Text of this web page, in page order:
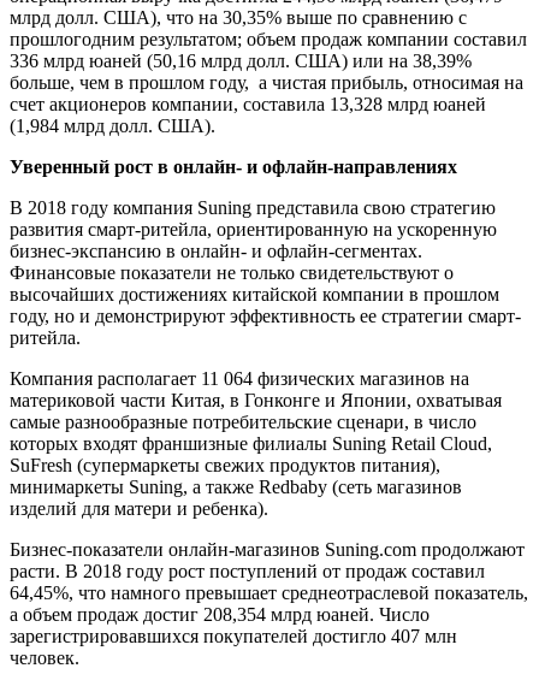
млрд долл. США), что на 30,35% выше по сравнению с
прошлогодним результатом; объем продаж компании составил
336 млрд юаней (50,16 млрд долл. США) или на 38,39%
больше, чем в прошлом году, а чистая прибыль, относимая на
счет акционеров компании, составила 13,328 млрд юаней
(1,984 млрд долл. США).
Уверенный рост в онлайн- и офлайн-направлениях
В 2018 году компания Suning представила свою стратегию
развития смарт-ритейла, ориентированную на ускоренную
бизнес-экспансию в онлайн- и офлайн-сегментах.
Финансовые показатели не только свидетельствуют о
высочайших достижениях китайской компании в прошлом
году, но и демонстрируют эффективность ее стратегии смарт-
ритейла.
Компания располагает 11 064 физических магазинов на
материковой части Китая, в Гонконге и Японии, охватывая
самые разнообразные потребительские сценари, в число
которых входят франшизные филиалы Suning Retail Cloud,
SuFresh (супермаркеты свежих продуктов питания),
минимаркеты Suning, а также Redbaby (сеть магазинов
изделий для матери и ребенка).
Бизнес-показатели онлайн-магазинов Suning.com продолжают
расти. В 2018 году рост поступлений от продаж составил
64,45%, что намного превышает среднеотраслевой показатель,
а объем продаж достиг 208,354 млрд юаней. Число
зарегистрировавшихся покупателей достигло 407 млн
человек.